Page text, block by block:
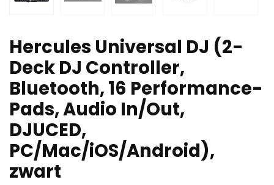
Hercules Universal DJ (2-
Deck DJ Controller,
Bluetooth, 16 Performance-
Pads, Audio In/Out,
DJUCED,
PC/Mac/iOS/Android),
zwart